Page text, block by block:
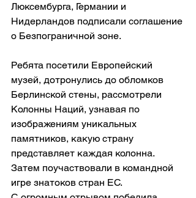
Люксембурга, Германии и
Нидерландов подписали соглашение
о Безпограничной зоне.
Ребята посетили Европейский
музей, дотронулись до обломков
Берлинской стены, рассмотрели
Колонны Наций, узнавая по
изображениям уникальных
памятников, какую страну
представляет каждая колонна.
Затем поучаствовали в командной
игре знатоков стран ЕС.